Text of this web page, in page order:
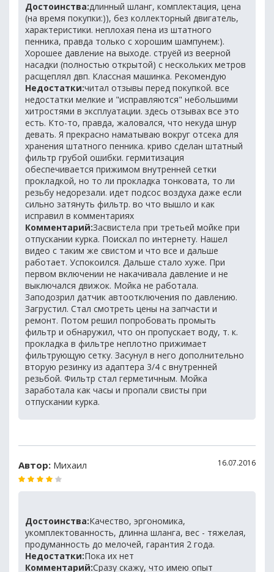
Достоинства:длинный шланг, комплектация, цена
(на время покупки:)), без коллекторный двигатель,
характеристики. неплохая пена из штатного
пенника, правда только с хорошим шампунем:).
Хорошее давление на выходе. струёй из веерной
насадки (полностью открытой) с нескольких метров
расщеплял двп. Классная машинка. Рекомендую
Недостатки:читал отзывы перед покупкой. все
недостатки мелкие и "исправляются" небольшими
хитростями в эксплуатации. здесь отзывах все это
есть. Кто-то, правда, жаловался, что некуда шнур
девать. Я прекрасно наматываю вокруг отсека для
хранения штатного пенника. криво сделан штатный
фильтр грубой ошибки. гермитизация
обеспечивается прижимом внутренней сетки
прокладкой, но то ли прокладка тонковата, то ли
резьбу недорезали. идет подсос воздуха даже если
сильно затянуть фильтр. во что вышло и как
исправил в комментариях
Комментарий:Засвистела при третьей мойке при
отпускании курка. Поискал по интернету. Нашел
видео с таким же свистом и что все и дальше
работает. Успокоился. Дальше стало хуже. При
первом включении не накачивала давление и не
выключался движок. Мойка не работала.
Заподозрил датчик автоотключения по давлению.
Загрустил. Стал смотреть цены на запчасти и
ремонт. Потом решил попробовать промыть
фильтр и обнаружил, что он пропускает воду, т. к.
прокладка в фильтре неплотно прижимает
фильтрующую сетку. Засунул в него дополнительно
вторую резинку из адаптера 3/4 с внутренней
резьбой. Фильтр стал герметичным. Мойка
заработала как часы и пропали свисты при
отпускании курка.
Автор: Михаил 16.07.2016
Достоинства:Качество, эргономика,
укомплектованность, длинна шланга, вес - тяжелая,
продуманность до мелочей, гарантия 2 года.
Недостатки:Пока их нет
Комментарий:Сразу скажу, что имею опыт